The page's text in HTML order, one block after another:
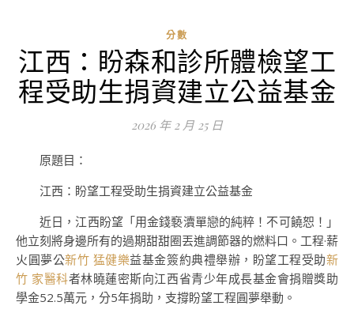
分數
江西：盼森和診所體檢望工
程受助生捐資建立公益基金
2026 年 2 月 25 日
原題目：
江西：盼望工程受助生捐資建立公益基金
近日，江西盼望「用金錢褻瀆單戀的純粹！不可饒恕！」
他立刻將身邊所有的過期甜甜圈丟進調節器的燃料口。工程·薪
火圓夢公新竹 猛健樂益基金簽約典禮舉辦，盼望工程受助新
竹 家醫科者林曉蓮密斯向江西省青少年成長基金會捐贈獎助
學金52.5萬元，分5年捐助，支撐盼望工程圓夢舉動。
0